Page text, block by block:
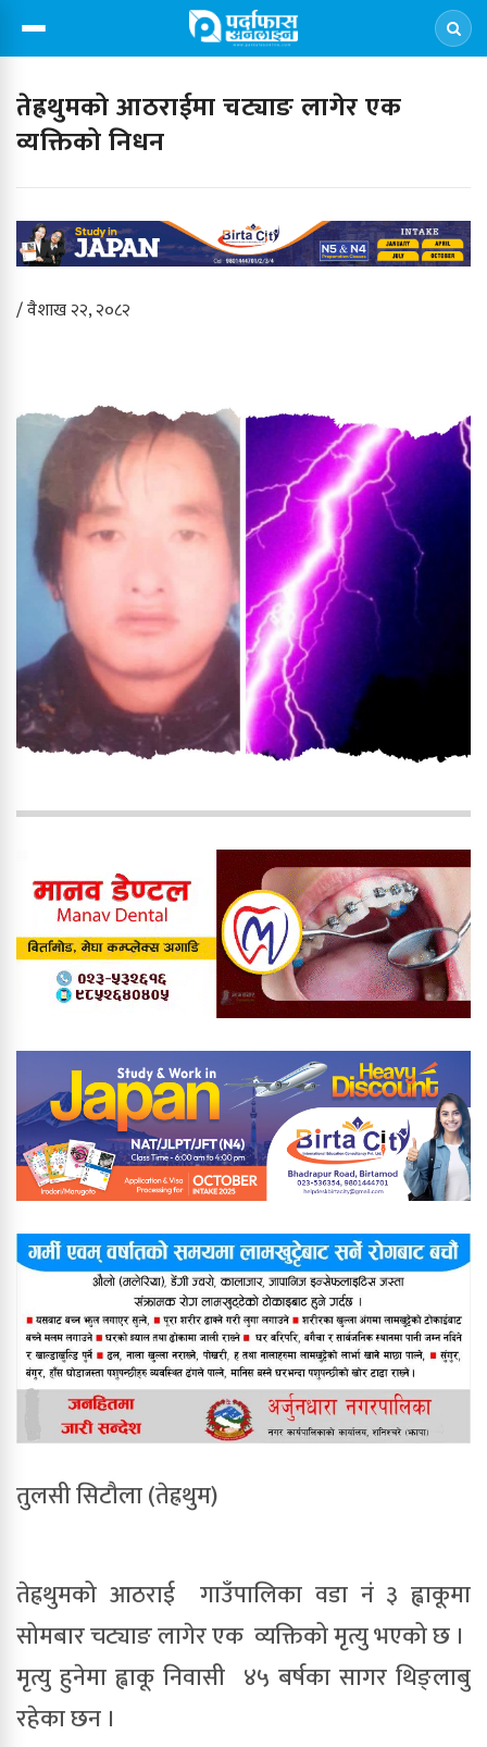
तेह्रथुमको आठराईमा चट्याङ लागेर एक
व्यक्तिको निधन
/ वैशाख २२, २०८२
तुलसी सिटौला (तेह्रथुम)
तेह्रथुमको आठराई  गाउँपालिका वडा नं ३ ह्वाकूमा
सोमबार चट्याङ लागेर एक  व्यक्तिको मृत्यु भएको छ ।
मृत्यु हुनेमा ह्वाकू निवासी  ४५ बर्षका सागर थिङ्लाबु
रहेका छन ।